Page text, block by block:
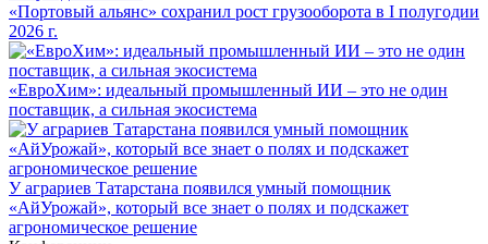
«Портовый альянс» сохранил рост грузооборота в I полугодии
2026 г.
«ЕвроХим»: идеальный промышленный ИИ – это не один
поставщик, а сильная экосистема
У аграриев Татарстана появился умный помощник
«АйУрожай», который все знает о полях и подскажет
агрономическое решение